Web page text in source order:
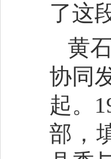
了这
黄
协同
起。
部，